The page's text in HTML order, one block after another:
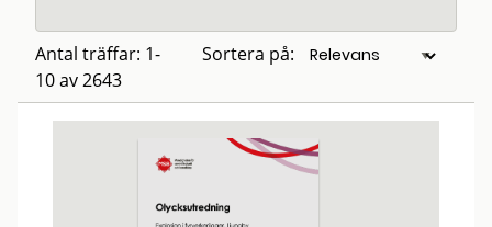
Antal träffar: 1-
10 av 2643
Sortera på: